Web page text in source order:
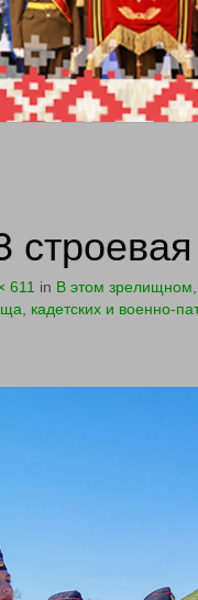
611 in В этом зрелищном,
кадетских и военно-